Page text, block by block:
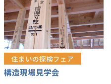
住まいの探検フェア
構造現場見学会